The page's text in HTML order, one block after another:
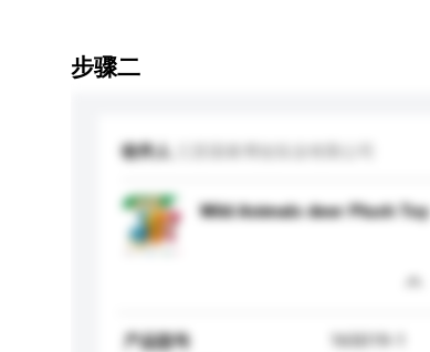
步骤二
收件人
Wild Animals deer Plush Toy
产品型号
165019-1